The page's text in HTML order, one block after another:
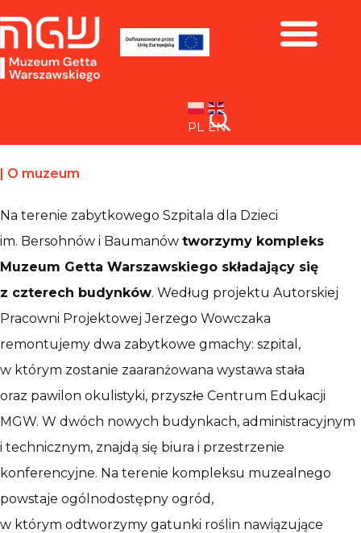
PL EN
| O muzeum
Na terenie zabytkowego Szpitala dla Dzieci
im. Bersohnów i Baumanów tworzymy kompleks
Muzeum Getta Warszawskiego składający się
z czterech budynków. Według projektu Autorskiej
Pracowni Projektowej Jerzego Wowczaka
remontujemy dwa zabytkowe gmachy: szpital,
w którym zostanie zaaranżowana wystawa stała
oraz pawilon okulistyki, przyszłe Centrum Edukacji
MGW. W dwóch nowych budynkach, administracyjnym
i technicznym, znajdą się biura i przestrzenie
konferencyjne. Na terenie kompleksu muzealnego
powstaje ogólnodostępny ogród,
w którym odtworzymy gatunki roślin nawiązujące